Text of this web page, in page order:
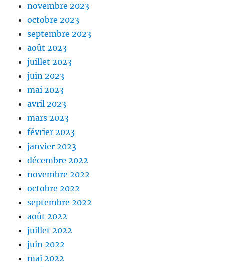
novembre 2023
octobre 2023
septembre 2023
août 2023
juillet 2023
juin 2023
mai 2023
avril 2023
mars 2023
février 2023
janvier 2023
décembre 2022
novembre 2022
octobre 2022
septembre 2022
août 2022
juillet 2022
juin 2022
mai 2022